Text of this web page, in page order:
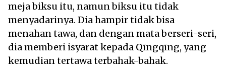
meja biksu itu, namun biksu itu tidak
menyadarinya. Dia hampir tidak bisa
menahan tawa, dan dengan mata berseri-seri,
dia memberi isyarat kepada Qīngqīng, yang
kemudian tertawa terbahak-bahak.